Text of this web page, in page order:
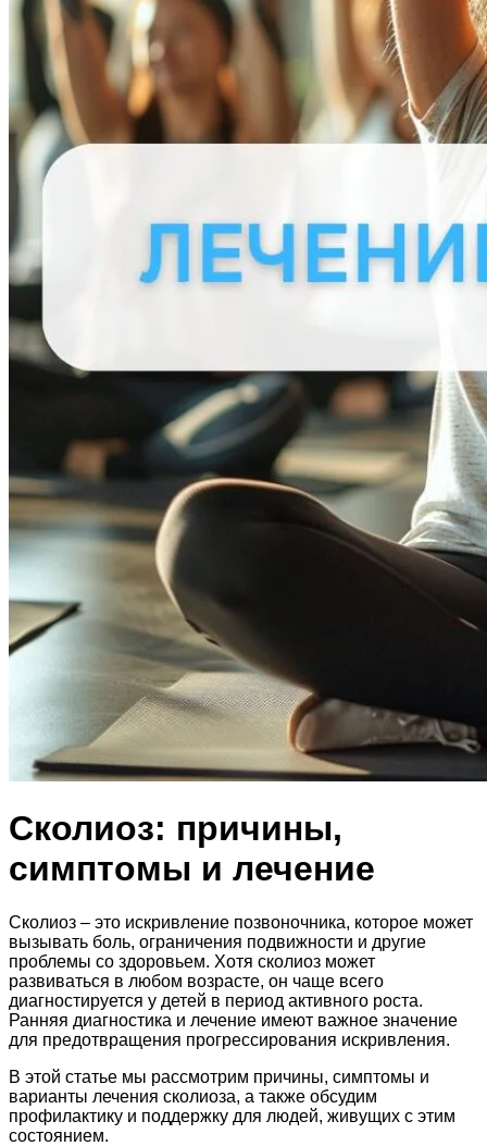
Сколиоз: причины,
симптомы и лечение
Сколиоз – это искривление позвоночника, которое может
вызывать боль, ограничения подвижности и другие
проблемы со здоровьем. Хотя сколиоз может
развиваться в любом возрасте, он чаще всего
диагностируется у детей в период активного роста.
Ранняя диагностика и лечение имеют важное значение
для предотвращения прогрессирования искривления.
В этой статье мы рассмотрим причины, симптомы и
варианты лечения сколиоза, а также обсудим
профилактику и поддержку для людей, живущих с этим
состоянием.